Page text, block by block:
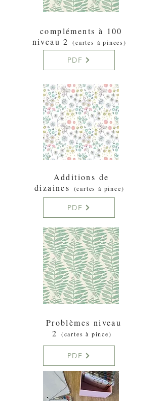
compléments à 100
niveau 2(cartes à pinces)
PDF
Additions de
dizaines
(cartes à pince)
PDF
Problèmes niveau
2
(cartes à pince)
PDF